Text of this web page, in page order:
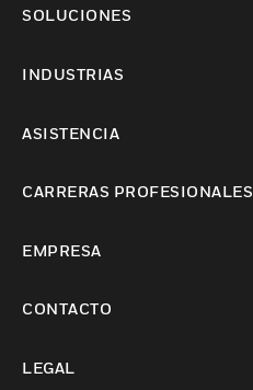
SOLUCIONES
INDUSTRIAS
ASISTENCIA
CARRERAS PROFESIONALES
EMPRESA
CONTACTO
LEGAL